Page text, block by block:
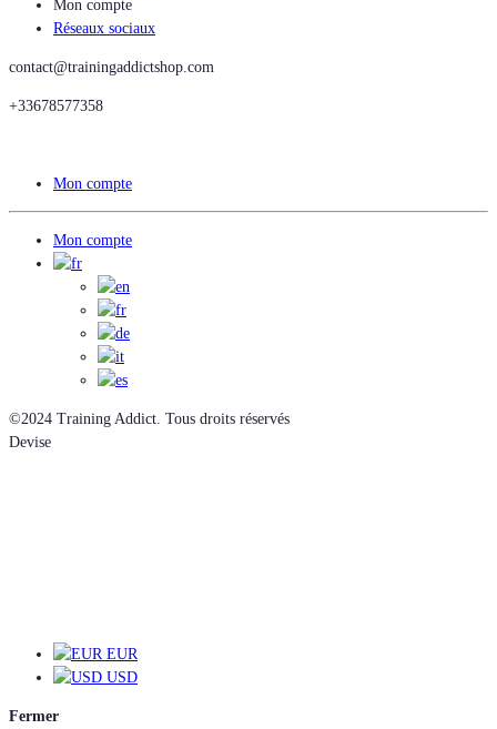
Mon compte
Réseaux sociaux
contact@trainingaddictshop.com
+33678577358
Mon compte
Mon compte
©2024 Training Addict. Tous droits réservés
Devise
EUR
USD
Fermer